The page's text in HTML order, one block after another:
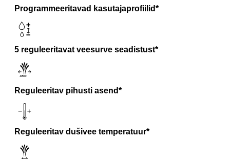
Programmeeritavad kasutajaprofiilid*
5 reguleeritavat veesurve seadistust*
Reguleeritav pihusti asend*
Reguleeritav dušivee temperatuur*